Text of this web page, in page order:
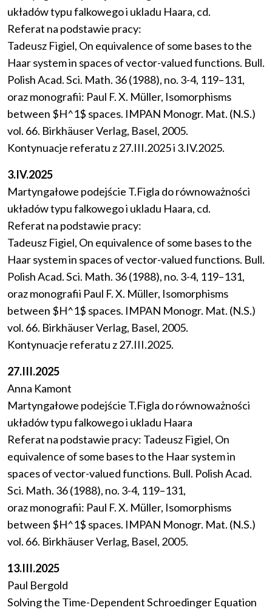
układów typu falkowego i ukladu Haara, cd.
Referat na podstawie pracy:
Tadeusz Figiel, On equivalence of some bases to the
Haar system in spaces of vector-valued functions. Bull.
Polish Acad. Sci. Math. 36 (1988), no. 3-4, 119–131,
oraz monografii: Paul F. X. Müller, Isomorphisms
between $H^1$ spaces. IMPAN Monogr. Mat. (N.S.)
vol. 66. Birkhäuser Verlag, Basel, 2005.
Kontynuacje referatu z 27.III.2025 i 3.IV.2025.
3.IV.2025
Martyngałowe podejście T.Figla do równoważności
układów typu falkowego i ukladu Haara, cd.
Referat na podstawie pracy:
Tadeusz Figiel, On equivalence of some bases to the
Haar system in spaces of vector-valued functions. Bull.
Polish Acad. Sci. Math. 36 (1988), no. 3-4, 119–131,
oraz monografii Paul F. X. Müller, Isomorphisms
between $H^1$ spaces. IMPAN Monogr. Mat. (N.S.)
vol. 66. Birkhäuser Verlag, Basel, 2005.
Kontynuacje referatu z 27.III.2025.
27.III.2025
Anna Kamont
Martyngałowe podejście T.Figla do równoważności
układów typu falkowego i ukladu Haara
Referat na podstawie pracy: Tadeusz Figiel, On
equivalence of some bases to the Haar system in
spaces of vector-valued functions. Bull. Polish Acad.
Sci. Math. 36 (1988), no. 3-4, 119–131,
oraz monografii: Paul F. X. Müller, Isomorphisms
between $H^1$ spaces. IMPAN Monogr. Mat. (N.S.)
vol. 66. Birkhäuser Verlag, Basel, 2005.
13.III.2025
Paul Bergold
Solving the Time-Dependent Schroedinger Equation